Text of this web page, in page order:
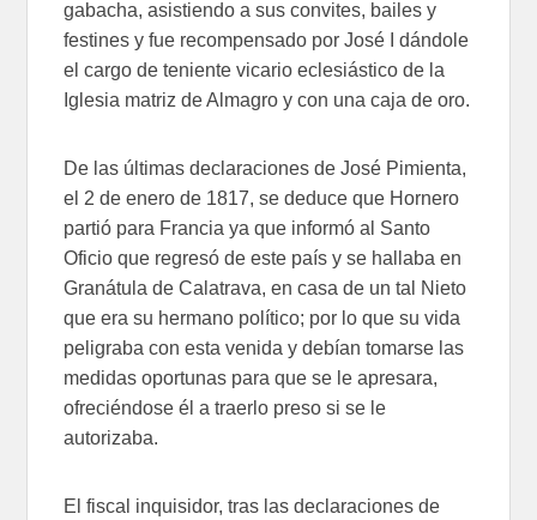
gabacha, asistiendo a sus convites, bailes y
festines y fue recompensado por José I dándole
el cargo de teniente vicario eclesiástico de la
Iglesia matriz de Almagro y con una caja de oro.
De las últimas declaraciones de José Pimienta,
el 2 de enero de 1817, se deduce que Hornero
partió para Francia ya que informó al Santo
Oficio que regresó de este país y se hallaba en
Granátula de Calatrava, en casa de un tal Nieto
que era su hermano político; por lo que su vida
peligraba con esta venida y debían tomarse las
medidas oportunas para que se le apresara,
ofreciéndose él a traerlo preso si se le
autorizaba.
El fiscal inquisidor, tras las declaraciones de